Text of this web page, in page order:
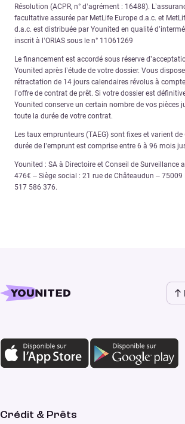
Résolution (ACPR, n° d’agrément : 16488).
facultative assurée par MetLife Europe d.a.c. et
d.a.c. est distribuée par Younited en qualité
inscrit à l’ORIAS sous le n° 11061269
Le financement est accordé sous réserve
Younited après l’étude de votre dossier. Vous
rétractation de 14 jours calendaires révolus à
l’offre de contrat de prêt. Si votre dossier est
Younited conserve un certain nombre de vos pièces
toute la durée de votre contrat.
Les taux emprunteurs (TAEG) sont fixes et varient de
durée de l’emprunt est comprise entre 6 à 96 mois
Younited : SA à Directoire et Conseil de Surveillance
476€ – Siège social : 21 rue de Châteaudun – 75009
517 586 376.
Crédit & Prêts